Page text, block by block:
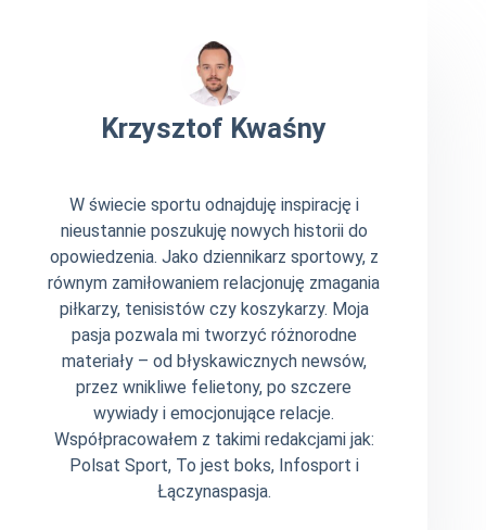
Krzysztof Kwaśny
W świecie sportu odnajduję inspirację i
nieustannie poszukuję nowych historii do
opowiedzenia. Jako dziennikarz sportowy, z
równym zamiłowaniem relacjonuję zmagania
piłkarzy, tenisistów czy koszykarzy. Moja
pasja pozwala mi tworzyć różnorodne
materiały – od błyskawicznych newsów,
przez wnikliwe felietony, po szczere
wywiady i emocjonujące relacje.
Współpracowałem z takimi redakcjami jak:
Polsat Sport, To jest boks, Infosport i
Łączynaspasja.